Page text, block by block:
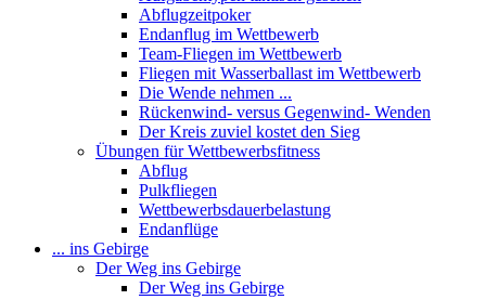
Abflugzeitpoker
Endanflug im Wettbewerb
Team-Fliegen im Wettbewerb
Fliegen mit Wasserballast im Wettbewerb
Die Wende nehmen ...
Rückenwind- versus Gegenwind- Wenden
Der Kreis zuviel kostet den Sieg
Übungen für Wettbewerbsfitness
Abflug
Pulkfliegen
Wettbewerbsdauerbelastung
Endanflüge
... ins Gebirge
Der Weg ins Gebirge
Der Weg ins Gebirge